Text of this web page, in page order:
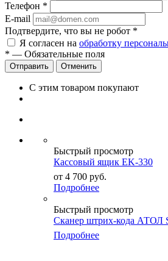
Телефон *
E-mail
Подтвердите, что вы не робот *
Я согласен на обработку
* — Обязательные поля
Отправить Отменить
С этим товаром покупают
Быстрый просмотр
Кассовый ящик EK-330
от 4 700 руб.
Подробнее
Быстрый просмотр
Сканер штрих-кода АТОЛ
Подробнее